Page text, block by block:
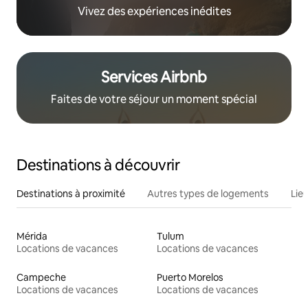
Vivez des expériences inédites
Services Airbnb
Faites de votre séjour un moment spécial
Destinations à découvrir
Destinations à proximité Autres types de logements
Mérida
Locations de vacances
Tulum
Locations de vacances
Campeche
Locations de vacances
Puerto Morelos
Locations de vacances